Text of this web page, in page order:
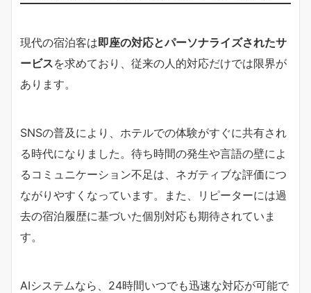
現代の宿泊客は即座の対応とパーソナライズされたサ
ービスを求めており、従来の人的対応だけでは限界が
あります。
SNSの普及により、ホテルでの体験がすぐに共有され
る時代になりました。待ち時間の発生や言語の壁によ
るコミュニケーション不足は、ネガティブな評価につ
ながりやすくなっています。また、リピーターには過
去の宿泊履歴に基づいた個別対応も期待されていま
す。
AIシステムなら、24時間いつでも迅速な対応が可能で